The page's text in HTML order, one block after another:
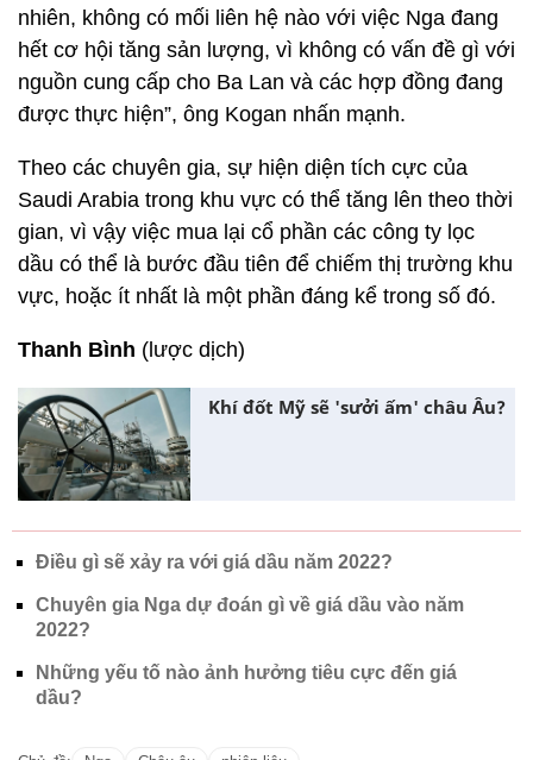
nhiên, không có mối liên hệ nào với việc Nga đang
hết cơ hội tăng sản lượng, vì không có vấn đề gì với
nguồn cung cấp cho Ba Lan và các hợp đồng đang
được thực hiện”, ông Kogan nhấn mạnh.
Theo các chuyên gia, sự hiện diện tích cực của
Saudi Arabia trong khu vực có thể tăng lên theo thời
gian, vì vậy việc mua lại cổ phần các công ty lọc
dầu có thể là bước đầu tiên để chiếm thị trường khu
vực, hoặc ít nhất là một phần đáng kể trong số đó.
Thanh Bình (lược dịch)
Khí đốt Mỹ sẽ 'sưởi ấm' châu Âu?
Điều gì sẽ xảy ra với giá dầu năm 2022?
Chuyên gia Nga dự đoán gì về giá dầu vào năm
2022?
Những yếu tố nào ảnh hưởng tiêu cực đến giá
dầu?